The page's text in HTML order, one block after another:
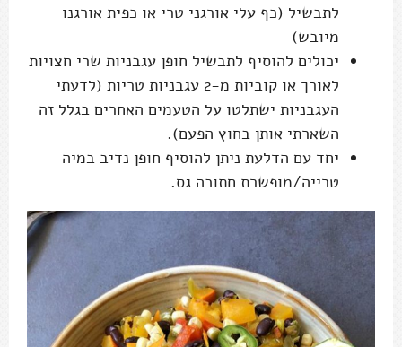
לתבשיל (כף עלי אורגני טרי או כפית אורגנו
מיובש)
יכולים להוסיף לתבשיל חופן עגבניות שרי חצויות
לאורך או קוביות מ-2 עגבניות טריות (לדעתי
העגבניות ישתלטו על הטעמים האחרים בגלל זה
השארתי אותן בחוץ הפעם).
יחד עם הדלעת ניתן להוסיף חופן נדיב במיה
טרייה/מופשרת חתוכה גס.